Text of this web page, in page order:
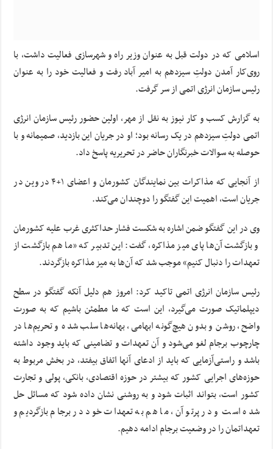
اسلامی که در دولت قبل به عنوان وزیر راه و شهرسازی فعالیت داشت، با
روی‌کار آمدن دولتِ سیزدهم به امیر آباد رفت و فعالیت خود را به عنوان
رئیس سازمان انرژی اتمی از سر گرفت.
به گزارش کسب و کار نیوز به نقل از مهر، اولین حضور رئیس سازمان انرژی
اتمی دولتِ سیزدهم در یک رسانه بود؛ او در جریان این بازدید، صمیمانه و با
حوصله به سوالات خبرنگاران حاضر در تحریریه پاسخ داد.
از آنجایی که مذاکرات بین نمایندگان کشورمان و اعضای ۱+۴ در وین در
جریان است، اهمیت این گفتگو را دوچندان می‌کند.
وی در این گفتگو ضمن اشاره به شکست فشار حداکثری غرب علیه کشورمان
و بازگشت آن‌ها پای میز مذاکره، گفت: این تدبیر که «ما هم بازگشت از
تعهدات را دنبال کنیم» موجب شد که آن‌ها به میز مذاکره بازگردند.
رئیس سازمان انرژی اتمی تاکید کرد: امروز هم دلیل آنکه گفتگو در سطح
دیپلماتیک صورت می‌گیرد، این است که ما مطمئن باشیم که به صورت
واضح، روشن و بدون هیچ‌گونه ابهامی، بهانه‌ها سلب شده و تحریم‌ها در
چارچوب برجام لغو می‌شود و آن تعهدات و تضامینی که باید وجود داشته
باشد و راستی‌آزمایی که باید از ادعای آنها اتفاق بیفتد، در بخش مربوط به
حوزه‌های اجرایی کشور که بیشتر در حوزه اقتصادی، بانکی، پولی و تجارت
کشور است، بتواند اثبات شود و به روشنی نشان داده شود که مسائل حل
شده است و در پرتو آن، ما هم به تعهدات خود در برجام بازگردیم و
تعهداتمان را در وضعیت برجام ادامه دهیم.